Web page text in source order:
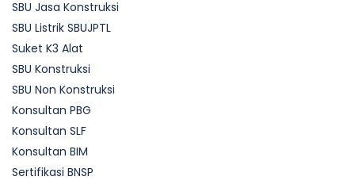
SBU Jasa Konstruksi
SBU Listrik SBUJPTL
Suket K3 Alat
SBU Konstruksi
SBU Non Konstruksi
Konsultan PBG
Konsultan SLF
Konsultan BIM
Sertifikasi BNSP